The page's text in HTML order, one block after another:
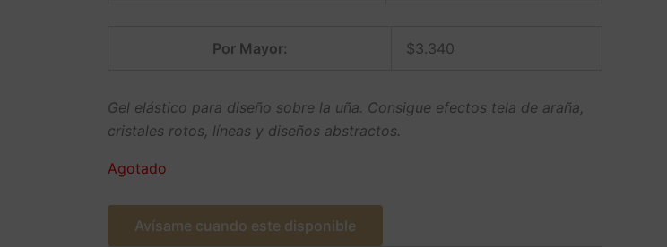
Por Mayor: $3.340
Gel elástico para diseño sobre la uña. Consigue efectos tela de araña,
cristales rotos, líneas y diseños abstractos.
Agotado
Avísame cuando este disponible